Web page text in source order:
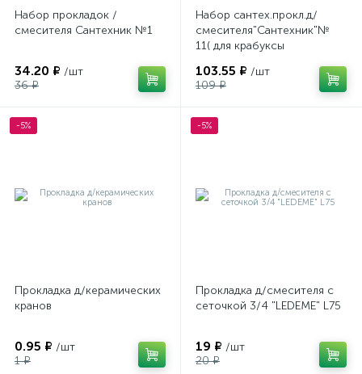
Набор прокладок /
смесителя Сантехник №1
34.20 ₽ /шт
36 ₽
Набор сантех.прокл.д/
смесителя"Сантехник"№
11( для крабуксы
103.55 ₽ /шт
109 ₽
-5%
Прокладка д/керамических
кранов
0.95 ₽ /шт
1 ₽
-5%
Прокладка д/смесителя с
сеточкой 3/4 "LEDEME" L75
19 ₽ /шт
20 ₽